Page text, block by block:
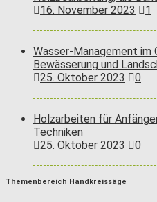
16. November 2023
1
Wasser-Management
Bewässerung und
25. Oktober 2023
0
Holzarbeiten für
Techniken
25. Oktober 2023
0
Themenbereich Handkreissäge